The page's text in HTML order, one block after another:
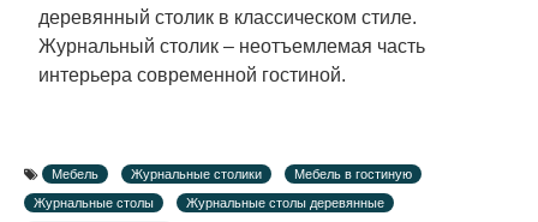
деревянный столик в классическом стиле.
Журнальный столик – неотъемлемая часть
интерьера современной гостиной.
Мебель Журнальные столики
Мебель в гостиную
Журнальные столы
Журнальные столы деревянные